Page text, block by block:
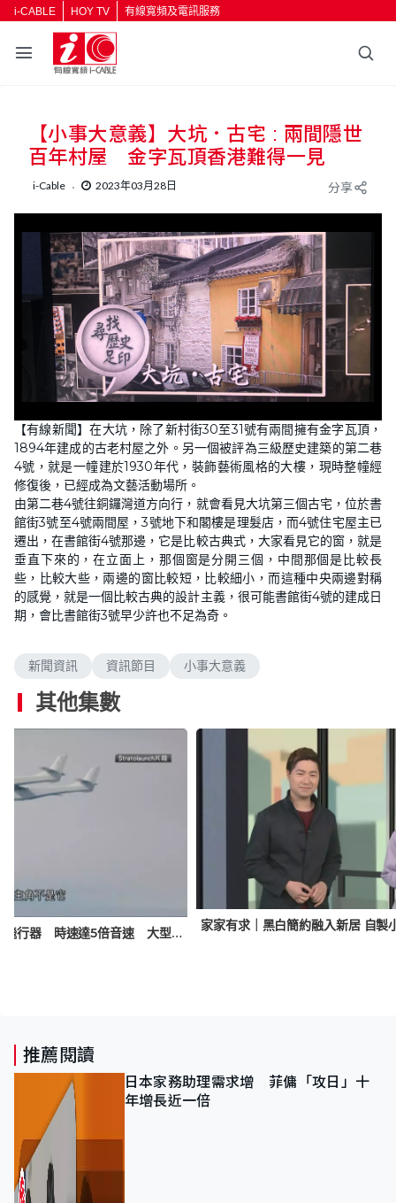
i-CABLE HOY TV 有線寬頻及電訊服務
【小事大意義】大坑．古宅 : 兩間隱世
百年村屋 金字瓦頂香港難得一見
i-Cable 2023年03月28日 分享
【有線新聞】在大坑，除了新村街30至31號有兩間擁有金字瓦頂，
1894年建成的古老村屋之外。另一個被評為三級歷史建築的第二巷
4號，就是一幢建於1930年代，裝飾藝術風格的大樓，現時整幢經
修復後，已經成為文藝活動場所。
由第二巷4號往銅鑼灣道方向行，就會看見大坑第三個古宅，位於書
館街3號至4號兩間屋，3號地下和閣樓是理髮店，而4號住宅屋主已
遷出，在書館街4號那邊，它是比較古典式，大家看見它的窗，就是
垂直下來的，在立面上，那個窗是分開三個，中間那個是比較長
些，比較大些，兩邊的窗比較短，比較細小，而這種中央兩邊對稱
的感覺，就是一個比較古典的設計主義，很可能書館街4號的建成日
期，會比書館街3號早少許也不足為奇。
新聞資訊 資訊節目 小事大意義
其他集數
美國成功試射高超音速無人飛行器 時速達5倍音速 大型飛機帶至平流層再點火發射
家家有求｜黑白簡約融入新居 自製
推薦閱讀
日本家務助理需求增 菲傭「攻日」十
年增長近一倍